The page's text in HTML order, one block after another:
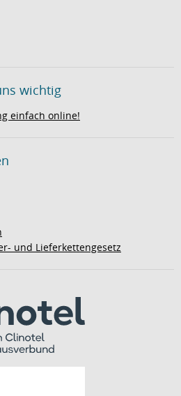
wichtig
einfach online!
und Lieferkettengesetz